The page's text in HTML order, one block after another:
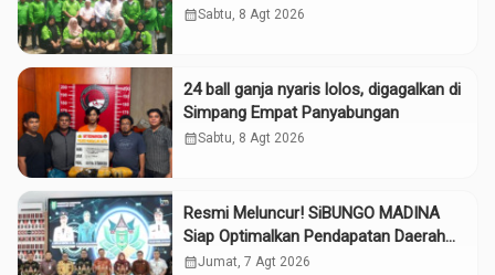
Adalah Tokoh”
calendar_monthSabtu, 8 Agt 2026
24 ball ganja nyaris lolos, digagalkan di
Simpang Empat Panyabungan
calendar_monthSabtu, 8 Agt 2026
Resmi Meluncur! SiBUNGO MADINA
Siap Optimalkan Pendapatan Daerah
Madina
calendar_monthJumat, 7 Agt 2026